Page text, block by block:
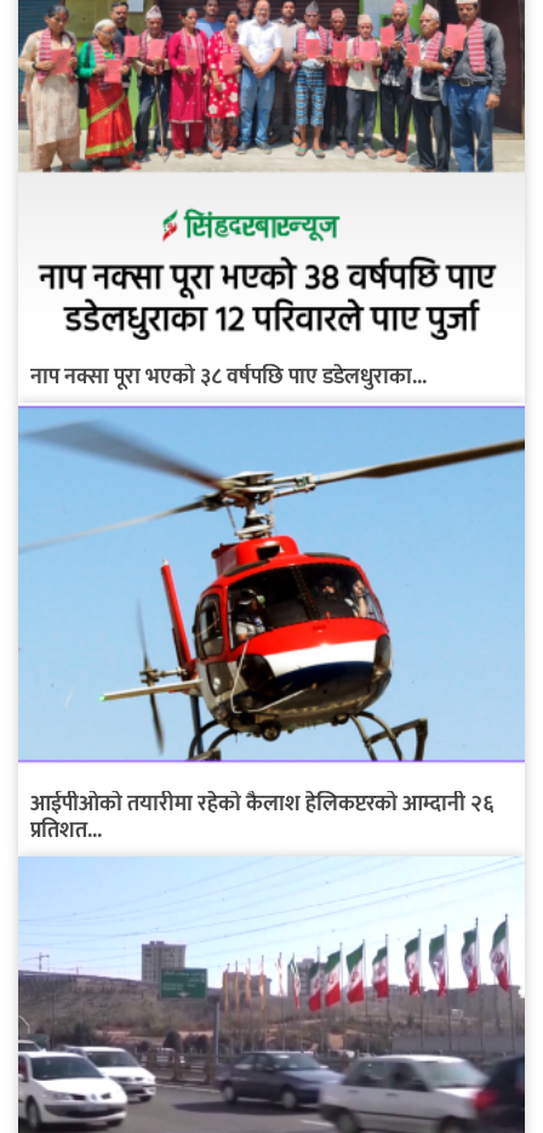
नाप नक्सा पूरा भएको ३८ वर्षपछि पाए डडेलधुराका...
आईपीओको तयारीमा रहेको कैलाश हेलिकप्टरको आम्दानी २६
प्रतिशत...